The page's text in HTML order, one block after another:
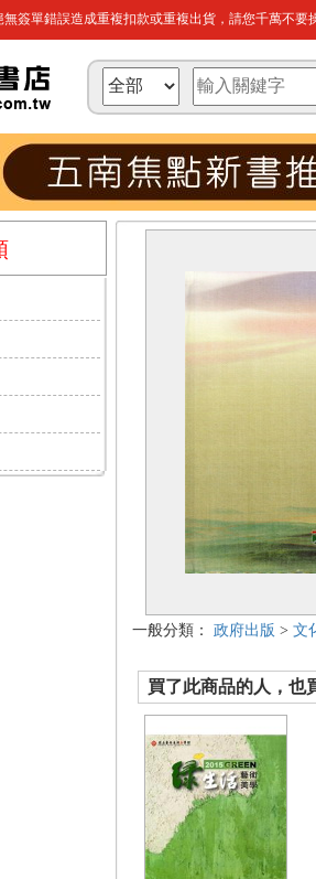
簽單錯誤造成重複扣款或重複出貨，請您千萬不要
一般分類： 政府出版 > 文
買了此商品的人，也